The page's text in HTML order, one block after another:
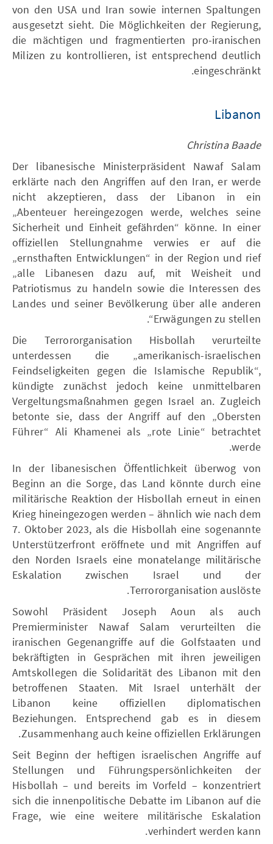
von den USA und Iran sowie internen Spaltungen
ausgesetzt sieht. Die Möglichkeiten der Regierung,
die mächtigen und fragmentierten pro-iranischen
Milizen zu kontrollieren, ist entsprechend deutlich
eingeschränkt.
Libanon
Christina Baade
Der libanesische Ministerpräsident Nawaf Salam
erklärte nach den Angriffen auf den Iran, er werde
nicht akzeptieren, dass der Libanon in ein
„Abenteuer hereingezogen werde, welches seine
Sicherheit und Einheit gefährden“ könne. In einer
offiziellen Stellungnahme verwies er auf die
„ernsthaften Entwicklungen“ in der Region und rief
„alle Libanesen dazu auf, mit Weisheit und
Patriotismus zu handeln sowie die Interessen des
Landes und seiner Bevölkerung über alle anderen
Erwägungen zu stellen“.
Die Terrororganisation Hisbollah verurteilte
unterdessen die „amerikanisch-israelischen
Feindseligkeiten gegen die Islamische Republik“,
kündigte zunächst jedoch keine unmittelbaren
Vergeltungsmaßnahmen gegen Israel an. Zugleich
betonte sie, dass der Angriff auf den „Obersten
Führer“ Ali Khamenei als „rote Linie“ betrachtet
werde.
In der libanesischen Öffentlichkeit überwog von
Beginn an die Sorge, das Land könnte durch eine
militärische Reaktion der Hisbollah erneut in einen
Krieg hineingezogen werden – ähnlich wie nach dem
7. Oktober 2023, als die Hisbollah eine sogenannte
Unterstützerfront eröffnete und mit Angriffen auf
den Norden Israels eine monatelange militärische
Eskalation zwischen Israel und der
Terrororganisation auslöste.
Sowohl Präsident Joseph Aoun als auch
Premierminister Nawaf Salam verurteilten die
iranischen Gegenangriffe auf die Golfstaaten und
bekräftigten in Gesprächen mit ihren jeweiligen
Amtskollegen die Solidarität des Libanon mit den
betroffenen Staaten. Mit Israel unterhält der
Libanon keine offiziellen diplomatischen
Beziehungen. Entsprechend gab es in diesem
Zusammenhang auch keine offiziellen Erklärungen.
Seit Beginn der heftigen israelischen Angriffe auf
Stellungen und Führungspersönlichkeiten der
Hisbollah – und bereits im Vorfeld – konzentriert
sich die innenpolitische Debatte im Libanon auf die
Frage, wie eine weitere militärische Eskalation
verhindert werden kann.